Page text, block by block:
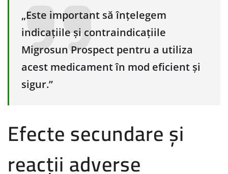
„Este important să înțelegem
indicațiile și contraindicațiile
Migrosun Prospect pentru a utiliza
acest medicament în mod eficient și
sigur.”
Efecte secundare și
reacții adverse